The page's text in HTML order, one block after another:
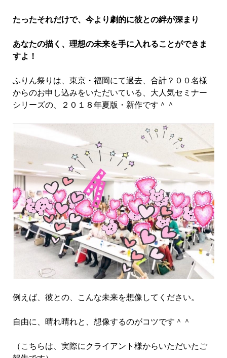
たったそれだけで、今より劇的に彼との絆が深まり
あなたの描く、理想の未来を手に入れることができま
すよ！
ふりん祭りは、東京・福岡にて過去、合計？００名様
からのお申し込みをいただいている、大人気セミナー
シリーズの、２０１８年夏版・新作です＾＾
例えば、彼との、こんな未来を想像してください。
自由に、晴れ晴れと、想像するのがコツです＾＾
（こちらは、実際にクライアント様からいただいたご